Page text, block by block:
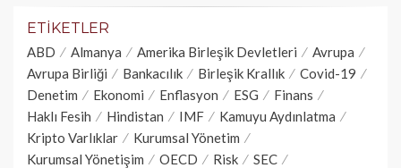
ETIKETLER
ABD Almanya Amerika Birleşik Devletleri
Avrupa
Avrupa Birliği
Bankacılık Birleşik Krallık
Covid-19
Denetim
Ekonomi Enflasyon ESG
Finans
Haklı Fesih
Hindistan IMF
Kamuyu Aydınlatma
Kripto Varlıklar
Kurumsal Yönetim
Kurumsal Yönetişim
OECD Risk
SEC